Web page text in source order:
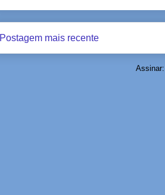
Postagem mais recente
Assinar: